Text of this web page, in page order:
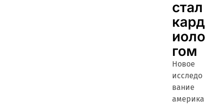
стал
кард
иоло
гом
Новое
исследо
вание
америка